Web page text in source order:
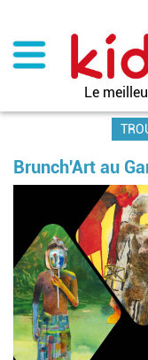
contenu
principal
Le
Brunch'Art au